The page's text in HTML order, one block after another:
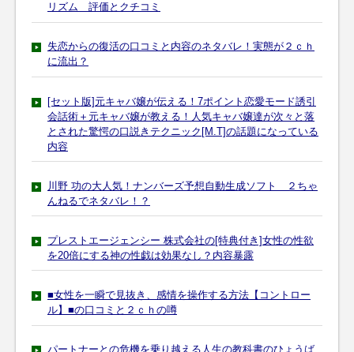
リズム 評価とクチコミ
失恋からの復活の口コミと内容のネタバレ！実態が２ｃｈ
に流出？
[セット版]元キャバ嬢が伝える！7ポイント恋愛モード誘引
会話術＋元キャバ嬢が教える！人気キャバ嬢達が次々と落
とされた驚愕の口説きテクニック[M.T]の話題になっている
内容
川野 功の大人気！ナンバーズ予想自動生成ソフト ２ちゃ
んねるでネタバレ！？
プレストエージェンシー 株式会社の[特典付き]女性の性欲
を20倍にする神の性戯は効果なし？内容暴露
■女性を一瞬で見抜き、感情を操作する方法【コントロー
ル】■の口コミと２ｃｈの噂
パートナーとの危機を乗り越える人生の教科書のひょうば